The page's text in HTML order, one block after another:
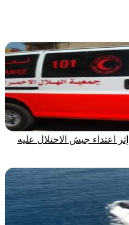
اعتداء جيش الاحتلال عليه